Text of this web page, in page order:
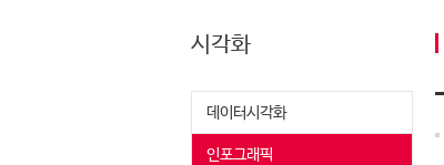
시각화
데이터시각화
인포그래픽